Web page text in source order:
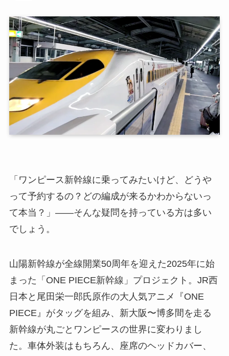
「ワンピース新幹線に乗ってみたいけど、どうや
って予約するの？どの編成が来るかわからないっ
て本当？」――そんな疑問を持っている方は多い
でしょう。
山陽新幹線が全線開業50周年を迎えた2025年に始
まった「ONE PIECE新幹線」プロジェクト。JR西
日本と尾田栄一郎氏原作の大人気アニメ『ONE
PIECE』がタッグを組み、新大阪〜博多間を走る
新幹線が丸ごとワンピースの世界に変わりまし
た。車体外装はもちろん、座席のヘッドカバー、